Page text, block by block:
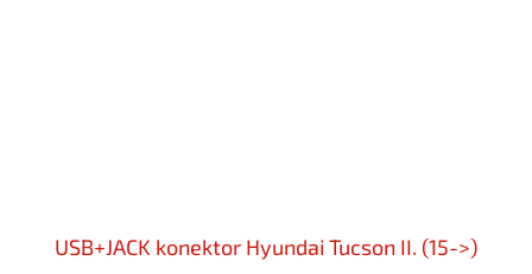
USB+JACK konektor Hyundai Tucson II. (15->)